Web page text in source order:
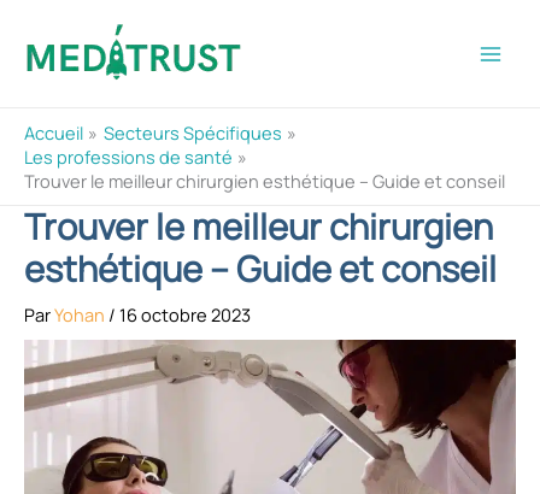
contenu
Accueil
Secteurs Spécifiques
Les professions de santé
Trouver le meilleur chirurgien esthétique – Guide et conseil
Trouver le meilleur chirurgien
esthétique – Guide et conseil
ParYohan / 16 octobre 2023